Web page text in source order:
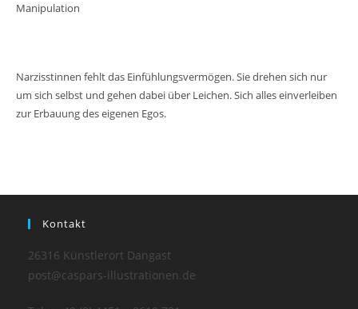
Manipulation
Narzisstinnen fehlt das Einfühlungsvermögen. Sie drehen sich nur
um sich selbst und gehen dabei über Leichen. Sich alles einverleiben
zur Erbauung des eigenen Egos.
Kontakt
26316 Künstlerort Dangast
post@caspars-illustrationen.de